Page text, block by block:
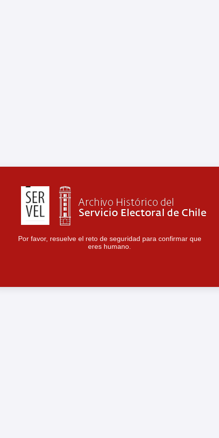
Por favor, resuelve el reto de seguridad para confirmar que
eres humano.